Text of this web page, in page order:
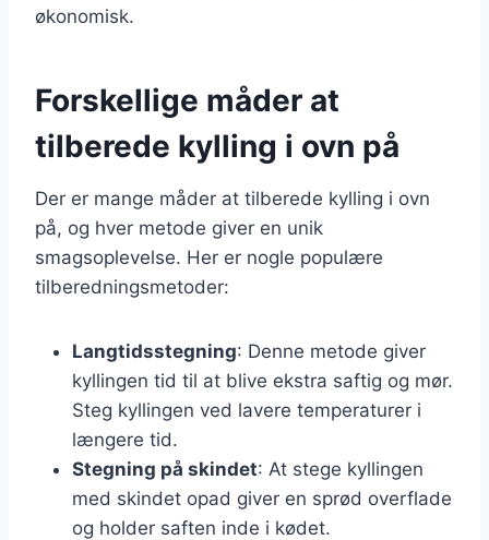
økonomisk.
Forskellige måder at
tilberede kylling i ovn på
Der er mange måder at tilberede kylling i ovn
på, og hver metode giver en unik
smagsoplevelse. Her er nogle populære
tilberedningsmetoder:
Langtidsstegning: Denne metode giver
kyllingen tid til at blive ekstra saftig og mør.
Steg kyllingen ved lavere temperaturer i
længere tid.
Stegning på skindet: At stege kyllingen
med skindet opad giver en sprød overflade
og holder saften inde i kødet.